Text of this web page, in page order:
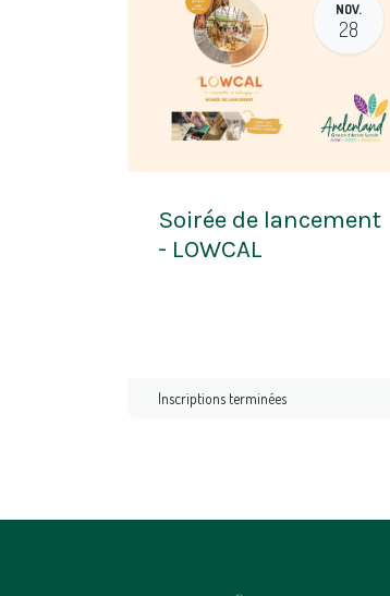
NOV.
28
Soirée de lancement
- LOWCAL
Inscriptions terminées